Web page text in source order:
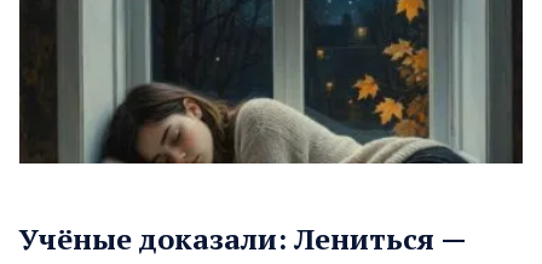
Учёные доказали: Лениться —